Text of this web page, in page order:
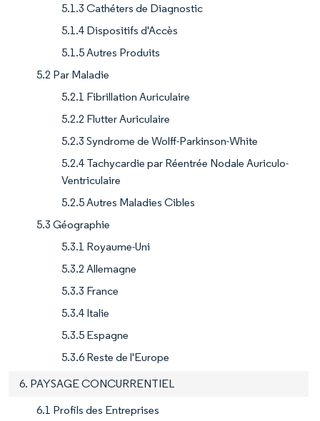
5.1.3 Cathéters de Diagnostic
5.1.4 Dispositifs d'Accès
5.1.5 Autres Produits
5.2 Par Maladie
5.2.1 Fibrillation Auriculaire
5.2.2 Flutter Auriculaire
5.2.3 Syndrome de Wolff-Parkinson-White
5.2.4 Tachycardie par Réentrée Nodale Auriculo-
Ventriculaire
5.2.5 Autres Maladies Cibles
5.3 Géographie
5.3.1 Royaume-Uni
5.3.2 Allemagne
5.3.3 France
5.3.4 Italie
5.3.5 Espagne
5.3.6 Reste de l'Europe
6. PAYSAGE CONCURRENTIEL
6.1 Profils des Entreprises